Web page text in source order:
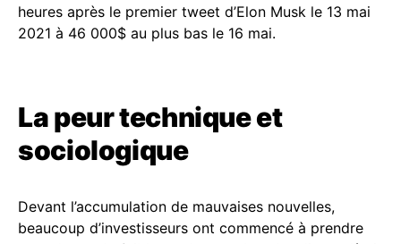
heures après le premier tweet d’Elon Musk le 13 mai
2021 à 46 000$ au plus bas le 16 mai.
La peur technique et
sociologique
Devant l’accumulation de mauvaises nouvelles,
beaucoup d’investisseurs ont commencé à prendre